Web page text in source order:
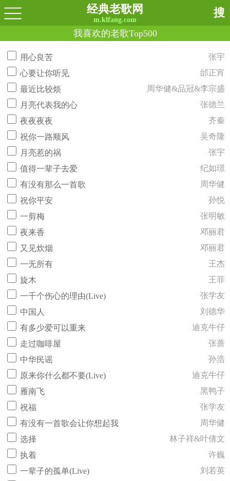
经典老歌网
m.klfang.com
搜
我喜欢的老歌Top500
用心良苦
张宇
心要让你听见
邰正宵
最近比较烦
周华健&品冠&李宗盛
月亮代表我的心
张德兰
夜夜夜夜
齐秦
祝你一路顺风
吴奇隆
月亮惹的祸
张宇
值得一辈子去爱
纪如璟
有没有那么一首歌
周华健
祝你平安
孙悦
一剪梅
张明敏
夜来香
邓丽君
又见炊烟
邓丽君
一无所有
王杰
旋木
王菲
一千个伤心的理由(Live)
张学友
中国人
刘德华
有多少爱可以重来
迪克牛仔
走过咖啡屋
张蔷
中华民谣
孙浩
原来你什么都不要(Live)
迪克牛仔
雁南飞
黑鸭子
祝福
张学友
有没有一首歌会让你想起我
周华健
选择
林子祥&叶倩文
执着
许巍
一辈子的孤单(Live)
刘若英